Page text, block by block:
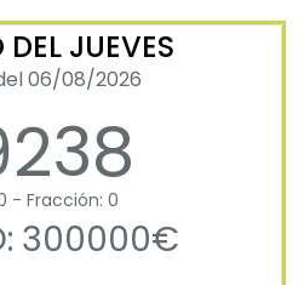
DEL JUEVES
06/08/2026
- Fracción: 0
300000€